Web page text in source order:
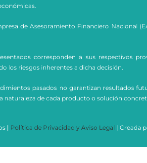
de Asesoramiento Financiero
corresponden a sus respectivos
los riesgos inherentes a dicha decisión.
pasados no garantizan resultados
naturaleza de cada producto o solución
| Política de Privacidad y Aviso Legal | Creada